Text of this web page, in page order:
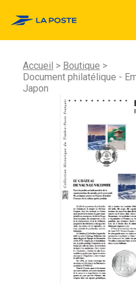
Accueil
Boutique
Document philatélique -
Japon